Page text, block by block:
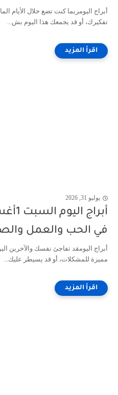
أبراج اليومربما كنت تضع خلال الأيام
تفكيرك، أو قد يجمعك هذا اليوم بش...
يوليو 31, 2026
في الحب والعمل
أبراج اليومقد تفاجئ نفسك والآخرين
مميزة للمشكلات، أو قد يسيطر عليك...